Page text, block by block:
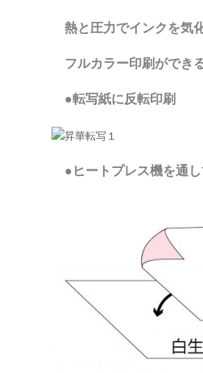
熱と圧力でインクを気
フルカラー印刷ができ
●転写紙に反転印刷
●ヒートプレス機を通